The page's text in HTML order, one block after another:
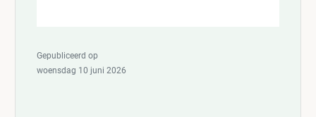
Gepubliceerd op
woensdag 10 juni 2026